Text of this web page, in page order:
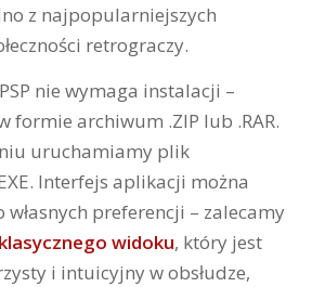
z najpopularniejszych
retrograczy.
nie wymaga instalacji –
formie archiwum .ZIP lub .RAR.
uruchamiamy plik
Interfejs aplikacji można
własnych preferencji – zalecamy
klasycznego widoku, który jest
i intuicyjny w obsłudze,